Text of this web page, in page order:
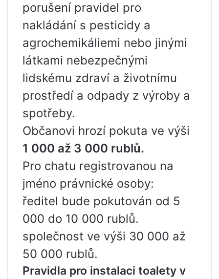
porušení pravidel pro
nakládání s pesticidy a
agrochemikáliemi nebo jinými
látkami nebezpečnými
lidskému zdraví a životnímu
prostředí a odpady z výroby a
spotřeby.
Občanovi hrozí pokuta ve výši
1 000 až 3 000 rublů.
Pro chatu registrovanou na
jméno právnické osoby:
ředitel bude pokutován od 5
000 do 10 000 rublů.
společnost ve výši 30 000 až
50 000 rublů.
Pravidla pro instalaci toalety v